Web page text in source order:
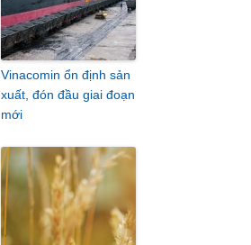
Vinacomin ổn định sản
xuất, đón đầu giai đoạn
mới